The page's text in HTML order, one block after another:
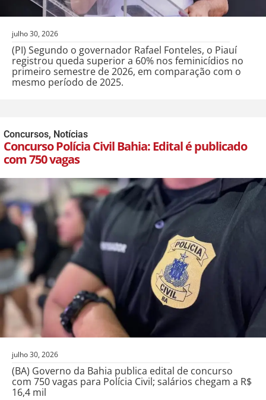
julho 30, 2026
(PI) Segundo o governador Rafael Fonteles, o Piauí
registrou queda superior a 60% nos feminicídios no
primeiro semestre de 2026, em comparação com o
mesmo período de 2025.
Concursos, Notícias
Concurso Polícia Civil Bahia: Edital é publicado
com 750 vagas
julho 30, 2026
(BA) Governo da Bahia publica edital de concurso
com 750 vagas para Polícia Civil; salários chegam a R$
16,4 mil